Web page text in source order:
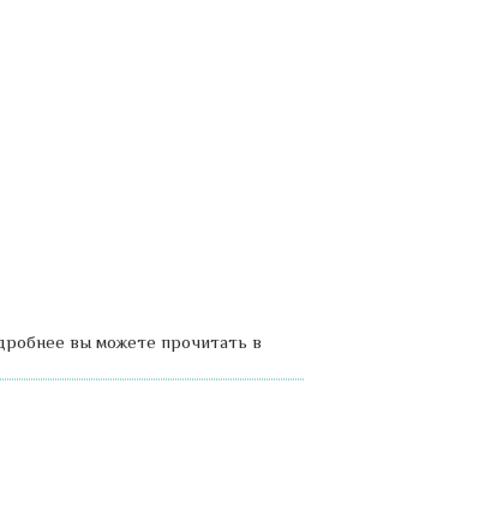
вы можете прочитать в